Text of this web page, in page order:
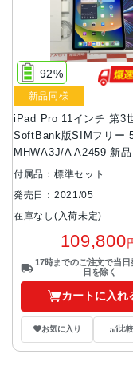
iPad Pro 11インチ 第3
SoftBank版SIMフリー
MHWA3J/A A2459 新
ペースグレイ
92%
新品同様
付属品：標準セット
発売日：2021/05
在庫なし(入荷未定)
109,800
17時までのご注文で当
日を除く
カートに入れ
お気に入り 比